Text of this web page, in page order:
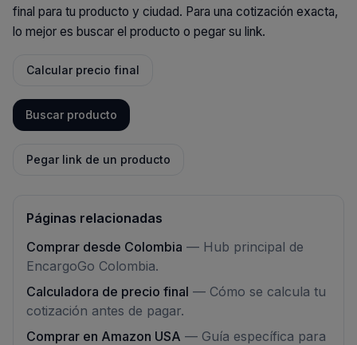
final para tu producto y ciudad. Para una cotización exacta,
lo mejor es buscar el producto o pegar su link.
Calcular precio final
Buscar producto
Pegar link de un producto
Páginas relacionadas
Comprar desde Colombia — Hub principal de
EncargoGo Colombia.
Calculadora de precio final — Cómo se calcula tu
cotización antes de pagar.
Comprar en Amazon USA — Guía específica para